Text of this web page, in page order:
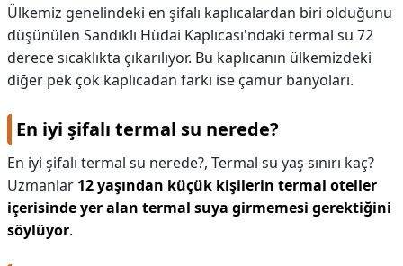
Ülkemiz genelindeki en şifalı kaplıcalardan biri olduğunu
düşünülen Sandıklı Hüdai Kaplıcası'ndaki termal su 72
derece sıcaklıkta çıkarılıyor. Bu kaplıcanın ülkemizdeki
diğer pek çok kaplıcadan farkı ise çamur banyoları.
En iyi şifalı termal su nerede?
En iyi şifalı termal su nerede?, Termal su yaş sınırı kaç?
Uzmanlar 12 yaşından küçük kişilerin termal oteller
içerisinde yer alan termal suya girmemesi gerektiğini
söylüyor.